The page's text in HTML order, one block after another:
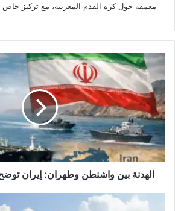
معمقة حول كرة القدم المغربية، مع تركيز خاص
الهدنة
بين
واشنطن
وطهران:
إيران
توضح
وضع
مضيق
هرمز
الهدنة بين واشنطن وطهران: إيران